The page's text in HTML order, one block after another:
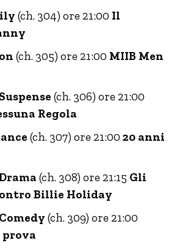
(ch. 304) ore 21:00 Il
(ch. 305) ore 21:00 MIIB Men
(ch. 306) ore 21:00
Regola
(ch. 307) ore 21:00 20 anni
(ch. 308) ore 21:15 Gli
Billie Holiday
(ch. 309) ore 21:00